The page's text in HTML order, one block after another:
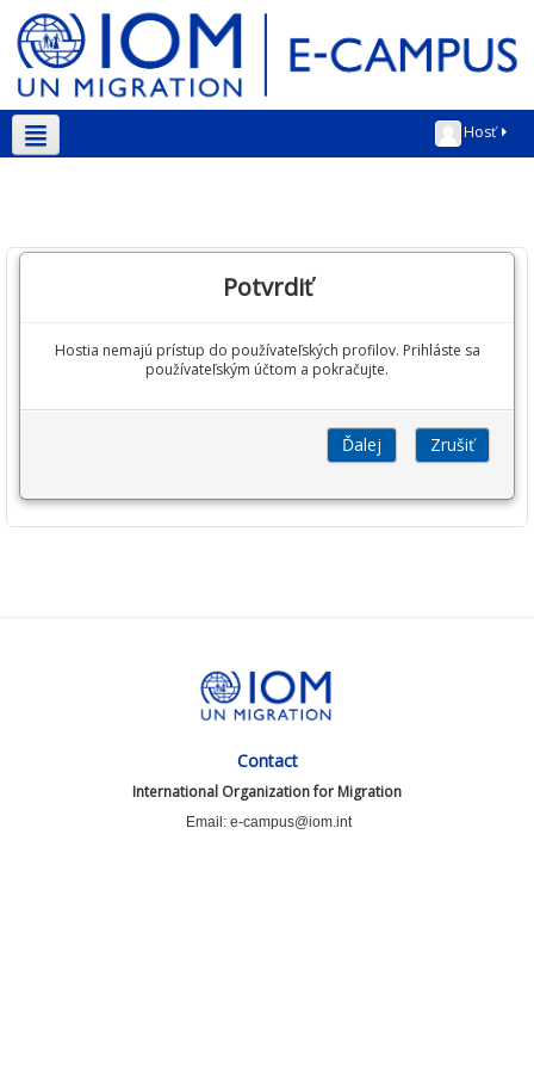
Hosť
Potvrdiť
Hostia nemajú prístup do používateľských profilov. Prihláste sa
používateľským účtom a pokračujte.
Contact
International Organization for Migration
Email: e-campus@iom.int